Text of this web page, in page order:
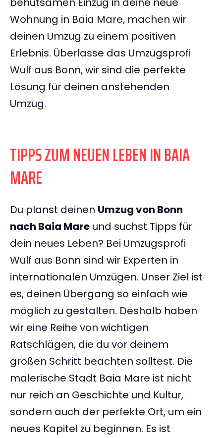
Wohnung in Baia Mare, machen wir
deinen Umzug zu einem positiven
Erlebnis. Überlasse das Umzugsprofi
Wulf aus Bonn, wir sind die perfekte
Lösung für deinen anstehenden
Umzug.
TIPPS ZUM NEUEN LEBEN IN BAIA
MARE
Du planst deinen Umzug von Bonn
nach Baia Mare und suchst Tipps für
dein neues Leben? Bei Umzugsprofi
Wulf aus Bonn sind wir Experten in
internationalen Umzügen. Unser Ziel ist
es, deinen Übergang so einfach wie
möglich zu gestalten. Deshalb haben
wir eine Reihe von wichtigen
Ratschlägen, die du vor deinem
großen Schritt beachten solltest. Die
malerische Stadt Baia Mare ist nicht
nur reich an Geschichte und Kultur,
sondern auch der perfekte Ort, um ein
neues Kapitel zu beginnen. Es ist